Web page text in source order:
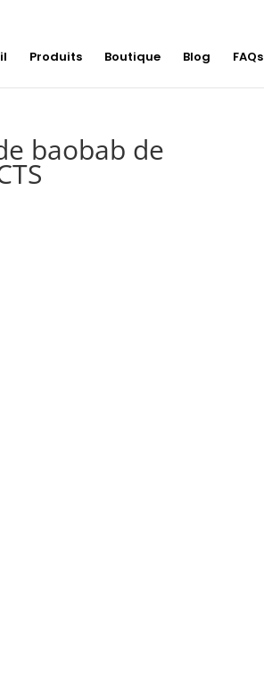
Produits Boutique Blog FAQs
baobab de